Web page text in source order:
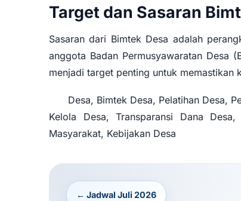
Target dan Sasaran
Sasaran dari Bimtek Desa adalah
anggota Badan Permusyawaratan Desa
menjadi target penting untuk
Desa, Bimtek Desa, Pelatihan Desa,
Kelola Desa, Transparansi Dana
Masyarakat, Kebijakan Desa
← Jadwal Juli 2026